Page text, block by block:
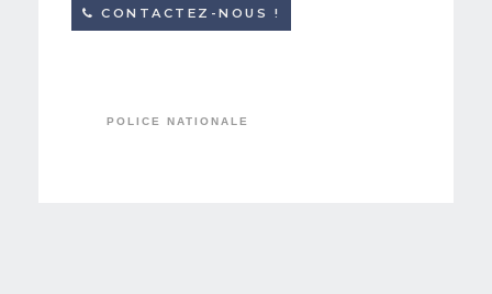
CONTACTEZ-NOUS !
POLICE NATIONALE